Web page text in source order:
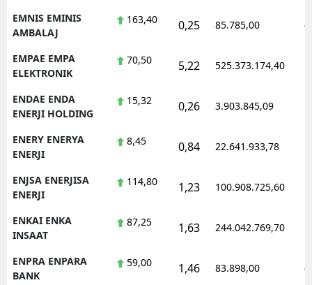
EMNIS EMINIS
AMBALAJ
163,40 0,25 85.785,00
EMPAE EMPA
ELEKTRONIK
70,50 5,22 525.373.174,40
ENDAE ENDA
ENERJI HOLDING
15,32 0,26 3.903.845,09
ENERY ENERYA
ENERJI
8,45 0,84 22.641.933,78
ENJSA ENERJISA
ENERJI
114,80 1,23 100.908.725,60
ENKAI ENKA
INSAAT
87,25 1,63 244.042.769,70
ENPRA ENPARA
BANK
59,00 1,46 83.898,00